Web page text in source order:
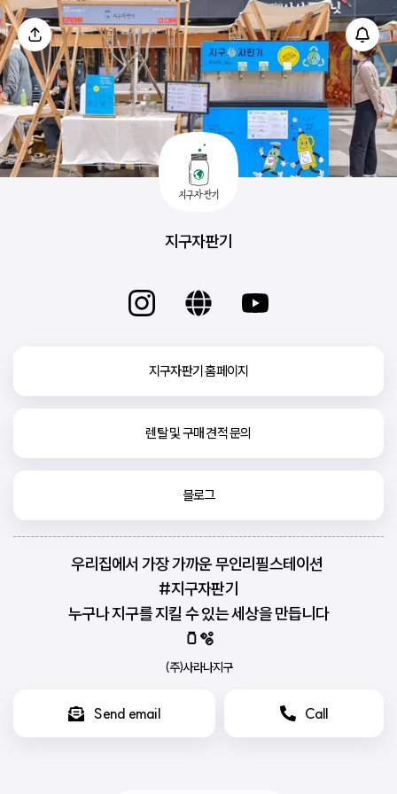
지구자판기
지구자판기 홈페이지
렌탈 및 구매 견적 문의
블로그
우리집에서 가장 가까운 무인리필스테이션
#지구자판기
누구나 지구를 지킬 수 있는 세상을 만듭니다
🫙🫧
(주)사라나지구
Send email Call